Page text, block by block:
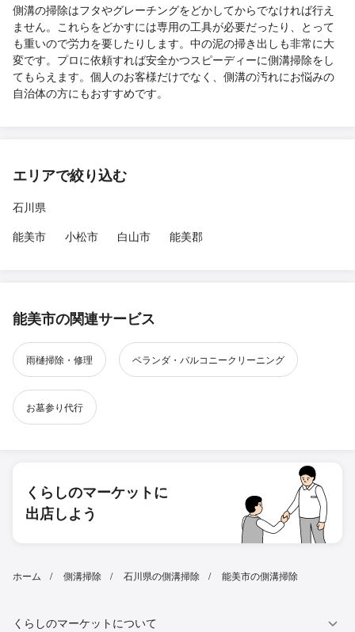
側溝の掃除はフタやグレーチングをどかしてからでなければ行え
ません。これらをどかすには専用の工具が必要だったり、とって
も重いので労力を要したりします。中の泥の掃き出しも非常に大
変です。プロに依頼すれば安全かつスピーディーに側溝掃除をし
てもらえます。個人のお客様だけでなく、側溝の汚れにお悩みの
自治体の方にもおすすめです。
エリアで絞り込む
石川県
能美市
小松市 白山市 能美郡
能美市の関連サービス
雨樋掃除・修理 ベランダ・バルコニークリーニング
お墓参り代行
くらしのマーケットに
出店しよう
ホーム 側溝掃除 石川県の側溝掃除 能美市の側溝掃除
くらしのマーケットについて